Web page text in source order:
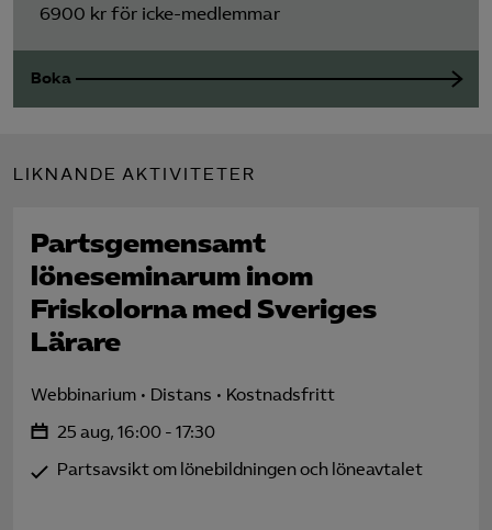
6900 kr för icke-medlemmar
Boka
LIKNANDE AKTIVITETER
Partsgemensamt
löneseminarum inom
Friskolorna med Sveriges
Lärare
Webbinarium Distans
Kostnadsfritt
25 aug, 16:00 - 17:30
Partsavsikt om lönebildningen och löneavtalet